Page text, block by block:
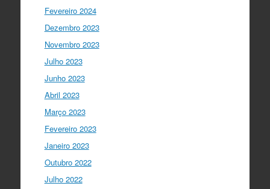
Ciência Viva
“O impacto dos jovens investigadores,
como eu, na sociedade é hoje muito
fecha…
Ciência Viva
cultura científica no futuro da Europa
em direto do
twitter.com/i/web/status/1…
I Gulbenkian Ciência
Fevereiro 2024
Dezembro 2023
Novembro 2023
Julho 2023
Junho 2023
Abril 2023
Março 2023
Fevereiro 2023
Janeiro 2023
Outubro 2022
Julho 2022